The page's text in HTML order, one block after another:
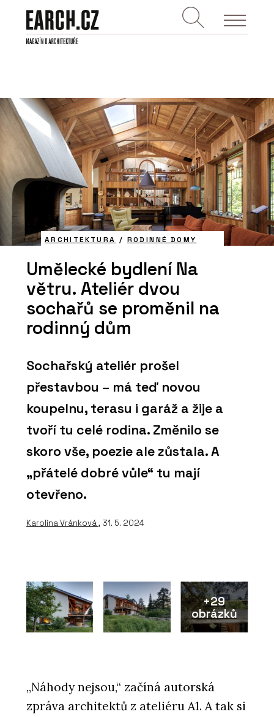
ARCHITEKTURA / RODINNÉ DOMY
Umělecké bydlení Na
větru. Ateliér dvou
sochařů se proměnil na
rodinný dům
Sochařský ateliér prošel
přestavbou – má teď novou
koupelnu, terasu i garáž a žije a
tvoří tu celé rodina. Změnilo se
skoro vše, poezie ale zůstala. A
„přátelé dobré vůle“ tu mají
otevřeno.
Karolína Vránková, 31. 5. 2024
+29
obrázků
„Náhody nejsou,“ začíná autorská
zpráva architektů z ateliéru A1. A tak si